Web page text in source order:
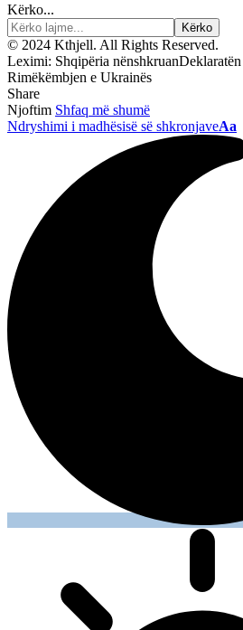
Kërko...
© 2024 Kthjell. All Rights Reserved.
Leximi: Shqipëria
Rimëkëmbjen e Ukrainës
Share
Njoftim Shfaq më shumë
Ndryshimi i madhësisë së shkronjaveAa